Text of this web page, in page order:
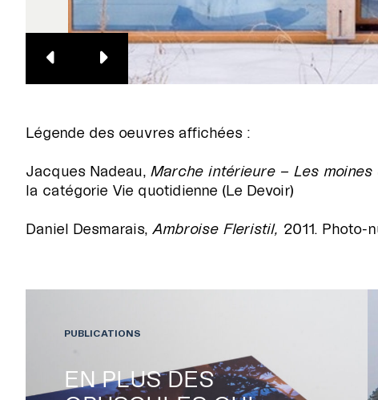
Légende des oeuvres affichées :
Jacques Nadeau,Marche intérieure – Les moines
la catégorie Vie quotidienne (Le Devoir)
Daniel Desmarais,Ambroise Fleristil, 2011. Photo-
EN PLUS DES
PUBLICATIONS